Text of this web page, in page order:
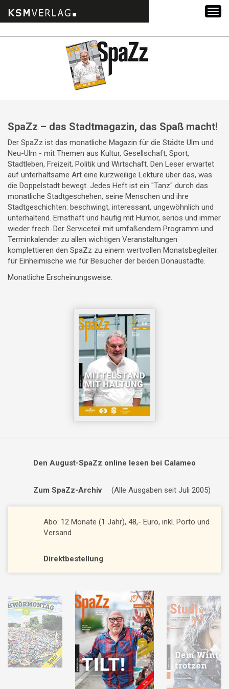
SpaZz – das Stadtmagazin, das Spaß macht!
Der SpaZz ist das monatliche Magazin für die Städte Ulm und
Neu-Ulm - mit Themen aus Kultur, Gesellschaft, Sport,
Stadtleben, Freizeit, Politik und Wirtschaft. Den Leser erwartet
auf unterhaltsame Art eine kurzweilige Lektüre über das, was
die Doppelstadt bewegt. Jedes Heft ist ein "Tanz" durch das
monatliche Stadtgeschehen, seine Menschen und ihre
Stadtgeschichten: beschwingt, interessant, ungewöhnlich und
unterhaltend. Ernsthaft und häufig mit Humor, seriös und immer
wieder frech. Der Serviceteil mit umfaßendem Programm und
Terminkalender zu allen wichtigen Veranstaltungen
komplettieren den SpaZz zu einem wertvollen Monatsbegleiter:
für Einheimische wie für Besucher der beiden Donaustädte.
Monatliche Erscheinungsweise.
Den August-SpaZz online lesen bei Calameo
Zum SpaZz-Archiv (Alle Ausgaben seit Juli 2005)
Abo: 12 Monate (1 Jahr), 48,- Euro, inkl. Porto und
Versand
Direktbestellung